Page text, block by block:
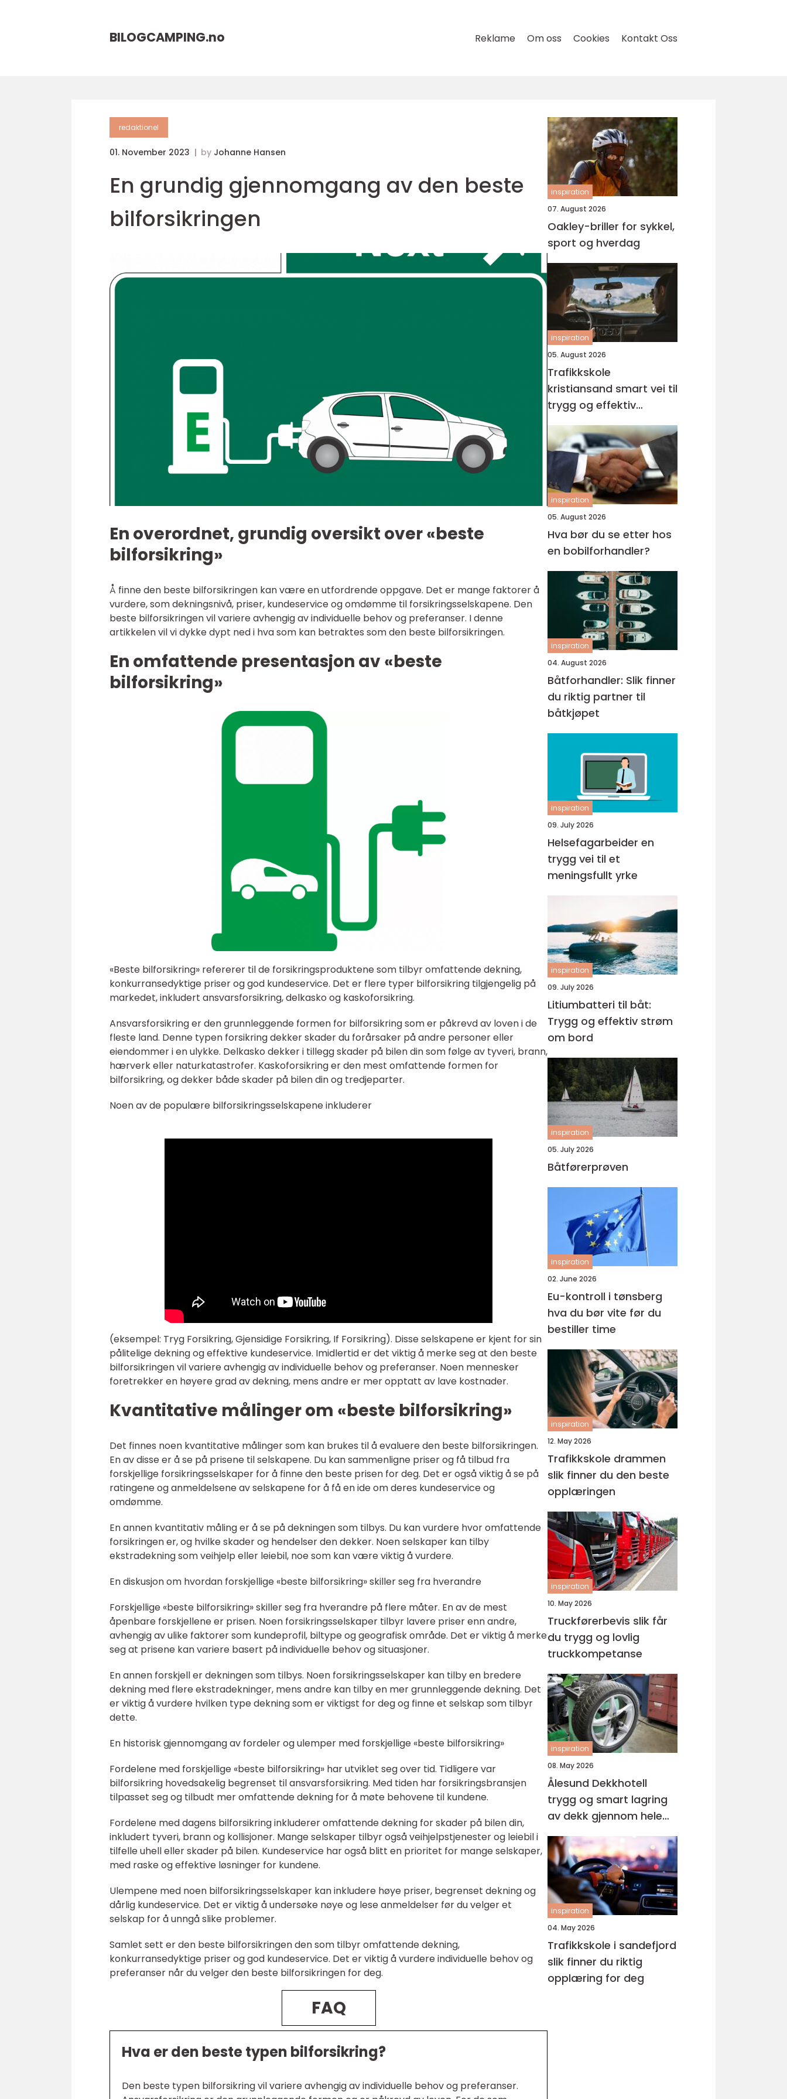
BILOGCAMPING.no Reklame Om oss Cookies Kontakt Oss
redaktionel
01. November 2023 by Johanne Hansen
En grundig gjennomgang av den beste
bilforsikringen
En overordnet, grundig oversikt over «beste
bilforsikring»
Å finne den beste bilforsikringen kan være en utfordrende oppgave. Det er mange faktorer å
vurdere, som dekningsnivå, priser, kundeservice og omdømme til forsikringsselskapene. Den
beste bilforsikringen vil variere avhengig av individuelle behov og preferanser. I denne
artikkelen vil vi dykke dypt ned i hva som kan betraktes som den beste bilforsikringen.
En omfattende presentasjon av «beste
bilforsikring»
«Beste bilforsikring» refererer til de forsikringsproduktene som tilbyr omfattende dekning,
konkurransedyktige priser og god kundeservice. Det er flere typer bilforsikring tilgjengelig på
markedet, inkludert ansvarsforsikring, delkasko og kaskoforsikring.
Ansvarsforsikring er den grunnleggende formen for bilforsikring som er påkrevd av loven i de
fleste land. Denne typen forsikring dekker skader du forårsaker på andre personer eller
eiendommer i en ulykke. Delkasko dekker i tillegg skader på bilen din som følge av tyveri, brann,
hærverk eller naturkatastrofer. Kaskoforsikring er den mest omfattende formen for
bilforsikring, og dekker både skader på bilen din og tredjeparter.
Noen av de populære bilforsikringsselskapene inkluderer
(eksempel: Tryg Forsikring, Gjensidige Forsikring, If Forsikring). Disse selskapene er kjent for sin
pålitelige dekning og effektive kundeservice. Imidlertid er det viktig å merke seg at den beste
bilforsikringen vil variere avhengig av individuelle behov og preferanser. Noen mennesker
foretrekker en høyere grad av dekning, mens andre er mer opptatt av lave kostnader.
Kvantitative målinger om «beste bilforsikring»
Det finnes noen kvantitative målinger som kan brukes til å evaluere den beste bilforsikringen.
En av disse er å se på prisene til selskapene. Du kan sammenligne priser og få tilbud fra
forskjellige forsikringsselskaper for å finne den beste prisen for deg. Det er også viktig å se på
ratingene og anmeldelsene av selskapene for å få en ide om deres kundeservice og
omdømme.
En annen kvantitativ måling er å se på dekningen som tilbys. Du kan vurdere hvor omfattende
forsikringen er, og hvilke skader og hendelser den dekker. Noen selskaper kan tilby
ekstradekning som veihjelp eller leiebil, noe som kan være viktig å vurdere.
En diskusjon om hvordan forskjellige «beste bilforsikring» skiller seg fra hverandre
Forskjellige «beste bilforsikring» skiller seg fra hverandre på flere måter. En av de mest
åpenbare forskjellene er prisen. Noen forsikringsselskaper tilbyr lavere priser enn andre,
avhengig av ulike faktorer som kundeprofil, biltype og geografisk område. Det er viktig å merke
seg at prisene kan variere basert på individuelle behov og situasjoner.
En annen forskjell er dekningen som tilbys. Noen forsikringsselskaper kan tilby en bredere
dekning med flere ekstradekninger, mens andre kan tilby en mer grunnleggende dekning. Det
er viktig å vurdere hvilken type dekning som er viktigst for deg og finne et selskap som tilbyr
dette.
En historisk gjennomgang av fordeler og ulemper med forskjellige «beste bilforsikring»
Fordelene med forskjellige «beste bilforsikring» har utviklet seg over tid. Tidligere var
bilforsikring hovedsakelig begrenset til ansvarsforsikring. Med tiden har forsikringsbransjen
tilpasset seg og tilbudt mer omfattende dekning for å møte behovene til kundene.
Fordelene med dagens bilforsikring inkluderer omfattende dekning for skader på bilen din,
inkludert tyveri, brann og kollisjoner. Mange selskaper tilbyr også veihjelpstjenester og leiebil i
tilfelle uhell eller skader på bilen. Kundeservice har også blitt en prioritet for mange selskaper,
med raske og effektive løsninger for kundene.
Ulempene med noen bilforsikringsselskaper kan inkludere høye priser, begrenset dekning og
dårlig kundeservice. Det er viktig å undersøke nøye og lese anmeldelser før du velger et
selskap for å unngå slike problemer.
Samlet sett er den beste bilforsikringen den som tilbyr omfattende dekning,
konkurransedyktige priser og god kundeservice. Det er viktig å vurdere individuelle behov og
preferanser når du velger den beste bilforsikringen for deg.
FAQ
Hva er den beste typen bilforsikring?
Den beste typen bilforsikring vil variere avhengig av individuelle behov og preferanser.
inspiration
07. August 2026
Oakley-briller for sykkel,
sport og hverdag
inspiration
05. August 2026
Trafikkskole
kristiansand smart vei til
trygg og effektiv
opplæring
inspiration
05. August 2026
Hva bør du se etter hos
en bobilforhandler?
inspiration
04. August 2026
Båtforhandler: Slik finner
du riktig partner til
båtkjøpet
inspiration
09. July 2026
Helsefagarbeider en
trygg vei til et
meningsfullt yrke
inspiration
09. July 2026
Litiumbatteri til båt:
Trygg og effektiv strøm
om bord
inspiration
05. July 2026
Båtførerprøven
inspiration
02. June 2026
Eu-kontroll i tønsberg
hva du bør vite før du
bestiller time
inspiration
12. May 2026
Trafikkskole drammen
slik finner du den beste
opplæringen
inspiration
10. May 2026
Truckførerbevis slik får
du trygg og lovlig
truckkompetanse
inspiration
08. May 2026
Ålesund Dekkhotell
trygg og smart lagring
av dekk gjennom hele
året
inspiration
04. May 2026
Trafikkskole i sandefjord
slik finner du riktig
opplæring for deg